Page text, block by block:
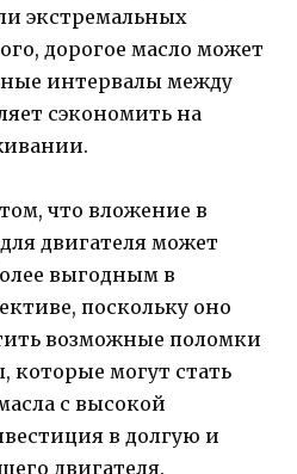
экстремальных
дорогое масло может
интервалы между
сэкономить на
что вложение в
двигателя может
выгодным в
поскольку оно
возможные поломки
могут стать
с высокой
в долгую и
двигателя.